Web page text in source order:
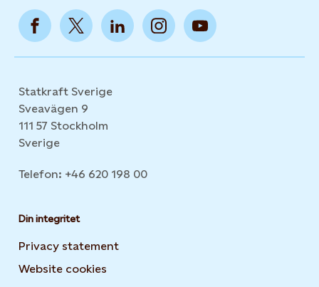
Statkraft Sverige
Sveavägen 9
111 57 Stockholm
Sverige
Telefon: +46 620 198 00
Din integritet
Privacy statement
Website cookies